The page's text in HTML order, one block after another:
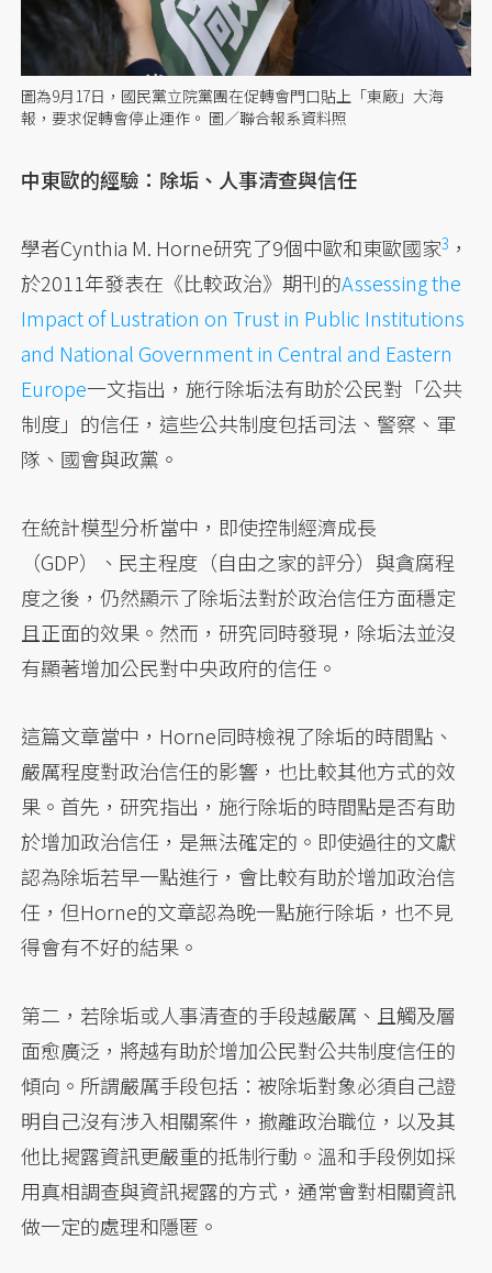
圖為9月17日，國民黨立院黨團在促轉會門口貼上「東廠」大海
報，要求促轉會停止運作。 圖／聯合報系資料照
中東歐的經驗：除垢、人事清查與信任
學者Cynthia M. Horne研究了9個中歐和東歐國家3 ，
於2011年發表在《比較政治》期刊的Assessing the
Impact of Lustration on Trust in Public Institutions
and National Government in Central and Eastern
Europe一文指出，施行除垢法有助於公民對「公共
制度」的信任，這些公共制度包括司法、警察、軍
隊、國會與政黨。
在統計模型分析當中，即使控制經濟成長
（GDP）、民主程度（自由之家的評分）與貪腐程
度之後，仍然顯示了除垢法對於政治信任方面穩定
且正面的效果。然而，研究同時發現，除垢法並沒
有顯著增加公民對中央政府的信任。
這篇文章當中，Horne同時檢視了除垢的時間點、
嚴厲程度對政治信任的影響，也比較其他方式的效
果。首先，研究指出，施行除垢的時間點是否有助
於增加政治信任，是無法確定的。即使過往的文獻
認為除垢若早一點進行，會比較有助於增加政治信
任，但Horne的文章認為晚一點施行除垢，也不見
得會有不好的結果。
第二，若除垢或人事清查的手段越嚴厲、且觸及層
面愈廣泛，將越有助於增加公民對公共制度信任的
傾向。所謂嚴厲手段包括：被除垢對象必須自己證
明自己沒有涉入相關案件，撤離政治職位，以及其
他比揭露資訊更嚴重的抵制行動。溫和手段例如採
用真相調查與資訊揭露的方式，通常會對相關資訊
做一定的處理和隱匿。